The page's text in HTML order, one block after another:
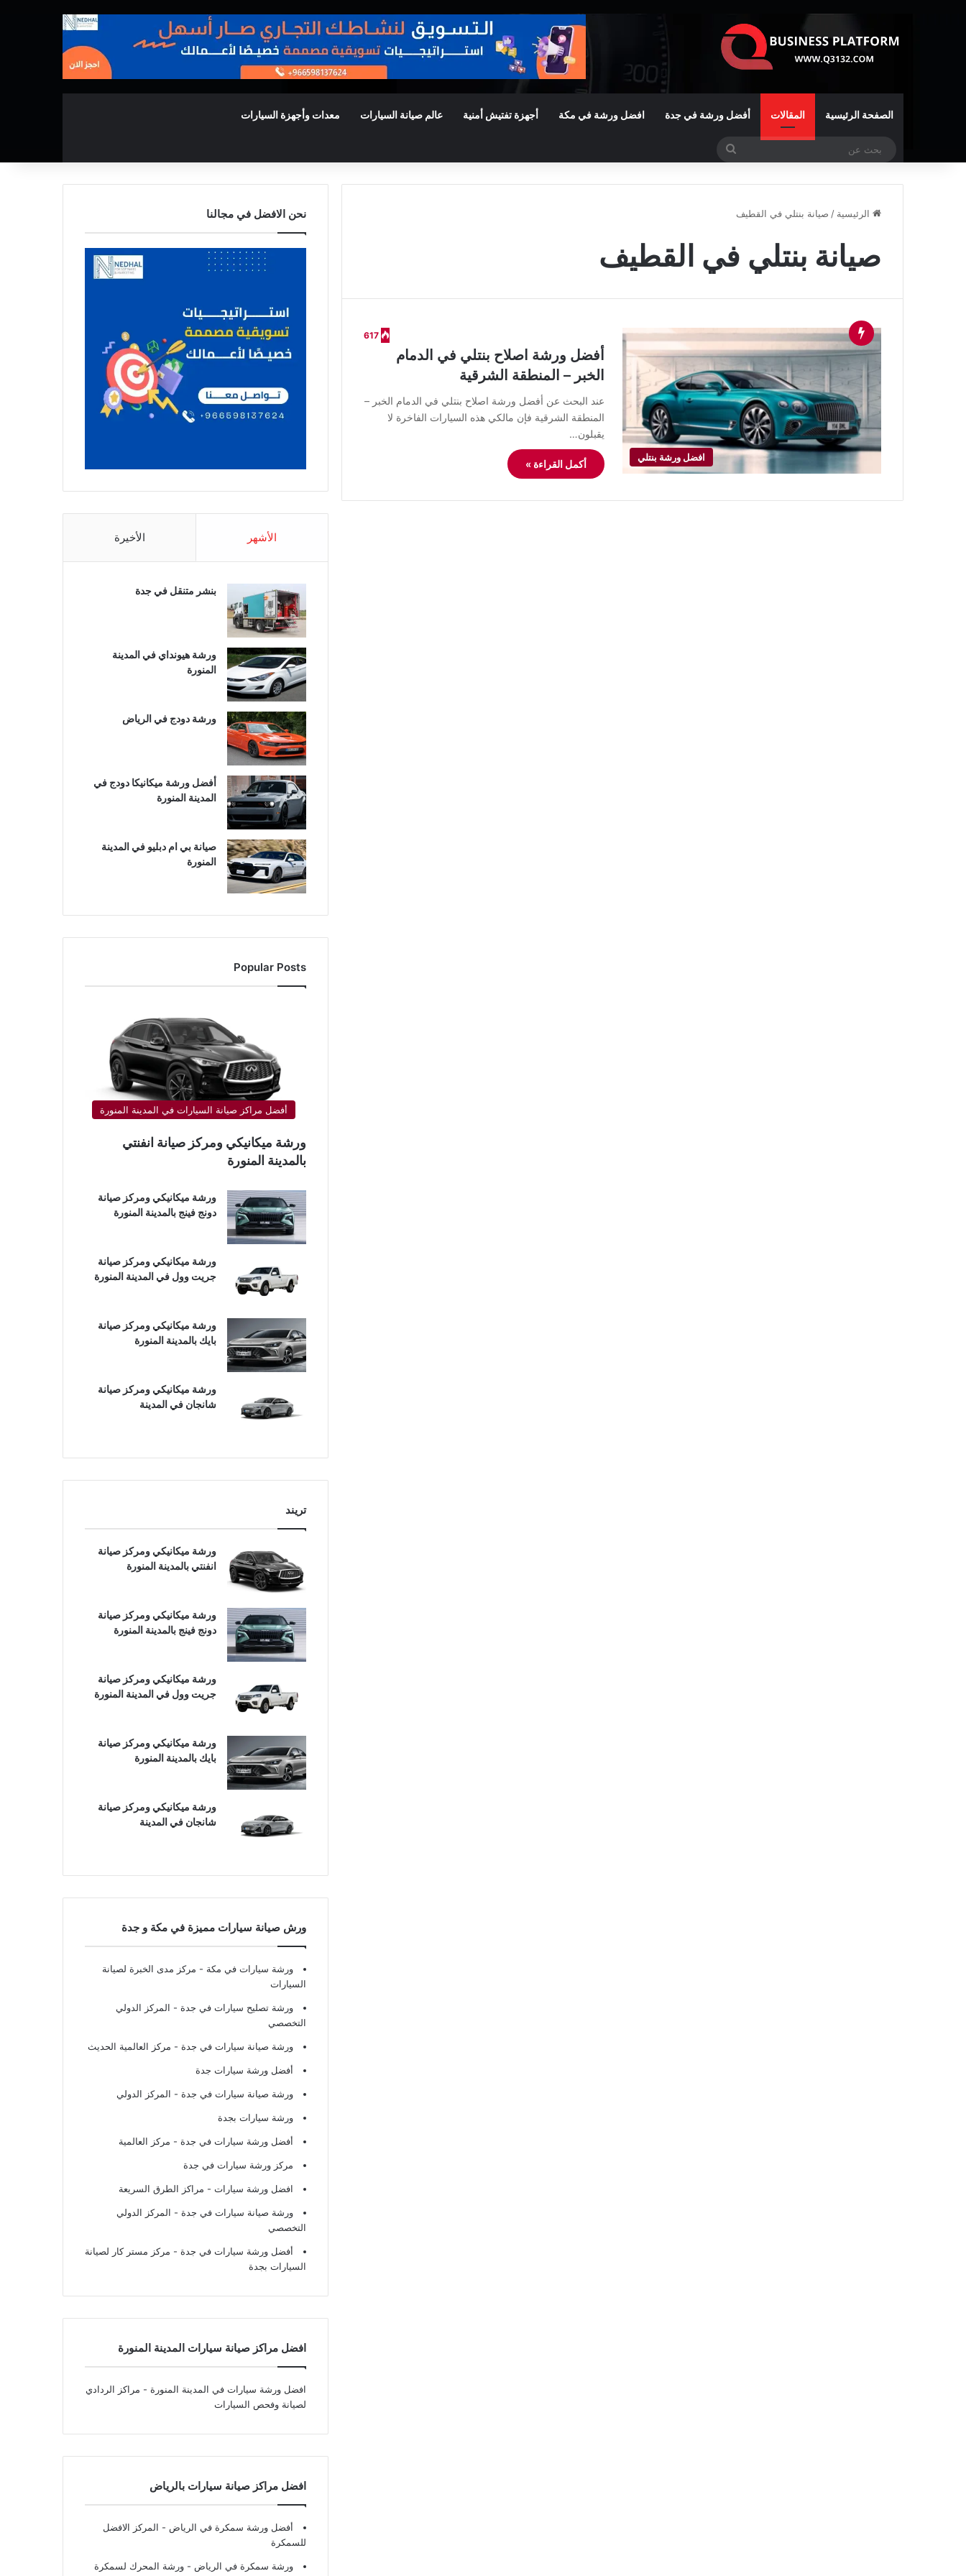
الصفحة الرئيسية المقالات أفضل ورشة في جدة افضل ورشة في مكة أجهزة تفتيش أمنية عالم صيانة السيارات معدات وأجهزة السيارات
الرئيسية / صيانة بنتلي في القطيف
صيانة بنتلي في القطيف
افضل ورشة بنتلي
617
أفضل ورشة اصلاح بنتلي في الدمام
الخبر – المنطقة الشرقية
عند البحث عن أفضل ورشة اصلاح بنتلي في الدمام الخبر –
المنطقة الشرقية فإن مالكي هذه السيارات الفاخرة لا
يقبلون…
أكمل القراءة »
نحن الافضل في مجالنا
الأشهر الأخيرة
بنشر متنقل في جدة
ورشة هيونداي في المدينة
المنورة
ورشة دودج في الرياض
أفضل ورشة ميكانيكا دودج في
المدينة المنورة
صيانة بي ام دبليو في المدينة
المنورة
Popular Posts
أفضل مراكز صيانة السيارات في المدينة المنورة
ورشة ميكانيكي ومركز صيانة انفنتي
بالمدينة المنورة
ورشة ميكانيكي ومركز صيانة
دونج فينج بالمدينة المنورة
ورشة ميكانيكي ومركز صيانة
جريت وول في المدينة المنورة
ورشة ميكانيكي ومركز صيانة
بايك بالمدينة المنورة
ورشة ميكانيكي ومركز صيانة
شانجان في المدينة
تريند
ورشة ميكانيكي ومركز صيانة
انفنتي بالمدينة المنورة
ورشة ميكانيكي ومركز صيانة
دونج فينج بالمدينة المنورة
ورشة ميكانيكي ومركز صيانة
جريت وول في المدينة المنورة
ورشة ميكانيكي ومركز صيانة
بايك بالمدينة المنورة
ورشة ميكانيكي ومركز صيانة
شانجان في المدينة
ورش صيانة سيارات مميزة في مكة و جدة
ورشة سيارات في مكة - مركز مدى الخبرة لصيانة
السيارات
ورشة تصليح سيارات في جدة - المركز الدولي
التخصصي
ورشة صيانة سيارات في جدة - مركز العالمية الحديث
أفضل ورشة سيارات جدة
ورشة صيانة سيارات في جدة - المركز الدولي
ورشة سيارات بجدة
أفضل ورشة سيارات في جدة - مركز العالمية
مركز ورشة سيارات في جدة
افضل ورشة سيارات - مراكز الطرق السريعة
ورشة صيانة سيارات في جدة - المركز الدولي
التخصصي
أفضل ورشة سيارات في جدة - مركز مستر كار لصيانة
السيارات بجدة
افضل مراكز صيانة سيارات المدينة المنورة
افضل ورشة سيارات في المدينة المنورة - مراكز الردادي
لصيانة وفحص السيارات
افضل مراكز صيانة سيارات بالرياض
أفضل ورشة سمكرة في الرياض - المركز الافضل
للسمكرة
ورشة سمكرة في الرياض - ورشة المحرك لسمكرة